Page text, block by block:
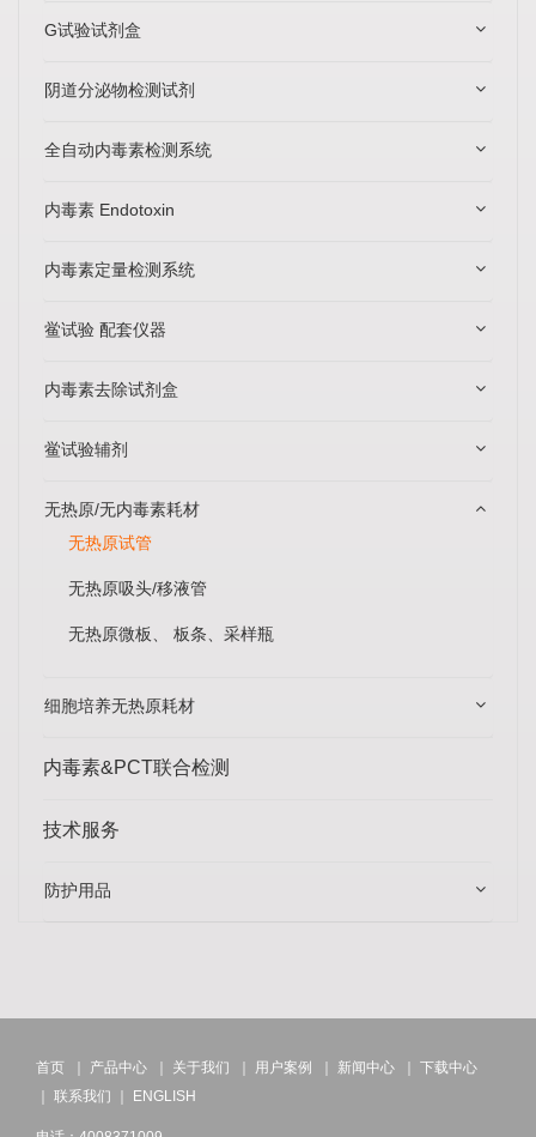
G试验试剂盒
阴道分泌物检测试剂
全自动内毒素检测系统
内毒素 Endotoxin
内毒素定量检测系统
鲎试验 配套仪器
内毒素去除试剂盒
鲎试验辅剂
无热原/无内毒素耗材
无热原试管
无热原吸头/移液管
无热原微板、 板条、采样瓶
细胞培养无热原耗材
内毒素&PCT联合检测
技术服务
防护用品
首页 ｜ 产品中心 ｜ 关于我们 ｜ 用户案例 ｜ 新闻中心 ｜ 下载中心
｜ 联系我们 ｜ ENGLISH